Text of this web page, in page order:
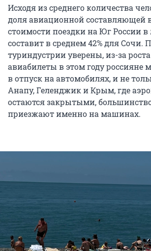
Исходя из среднего количества
доля авиационной составляющей
стоимости поездки на Юг России
составит в среднем 42% для Сочи.
туриндустрии уверены, из-за
авиабилеты в этом году россияне
в отпуск на автомобилях, и не
Анапу, Геленджик и Крым, где
остаются закрытыми,
приезжают именно на машинах.